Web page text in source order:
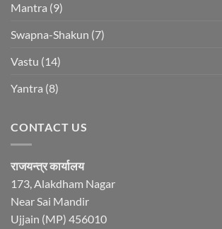
Mantra (9)
Swapna-Shakun (7)
Vastu (14)
Yantra (8)
CONTACT US
राजयन्त्र कार्यालय
173, Alakdham Nagar
Near Sai Mandir
Ujjain (MP) 456010